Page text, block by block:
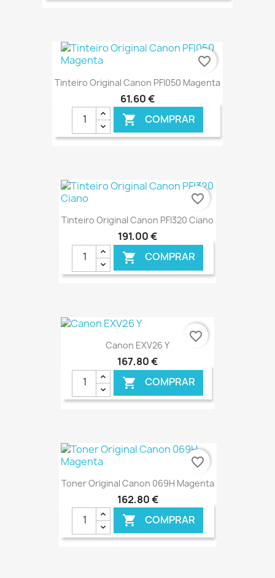
€ ONLINE
Tinteiro Original Canon PFI050 Magenta
61,60 €
 COMPRAR
€ ONLINE
favorite_border
Tinteiro Original Canon PFI320 Ciano
191,00 €
 COMPRAR
favorite_border
Canon EXV26 Y
167,80 €
 COMPRAR
€ ONLINE
favorite_border
Toner Original Canon 069H Magenta
162,80 €
 COMPRAR
favorite_border